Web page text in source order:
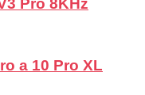
Pro 8KHz
a 10 Pro XL